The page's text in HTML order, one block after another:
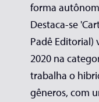
forma
Destaca-se
Padê Editorial)
2020 na
trabalha o
gêneros, com